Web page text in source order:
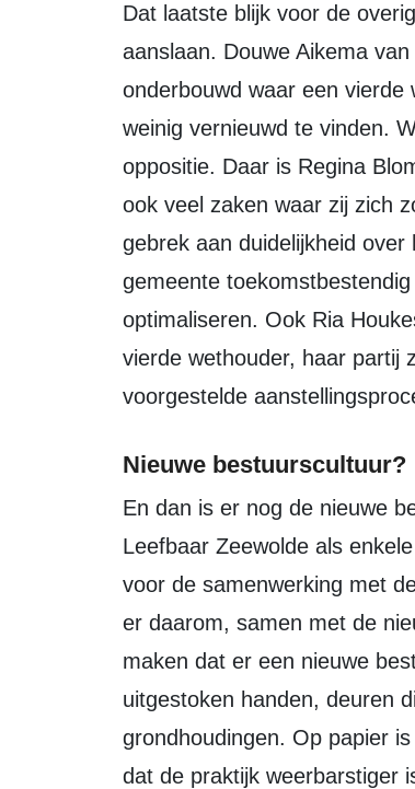
Dat laatste blijk voor de overige oppositiepartijen het punt waarop ook zij
aanslaan. Douwe Aikema
onderbouwd waar een vierde
weinig vernieuwd te vinden.
oppositie. Daar is Regina
ook veel zaken waar zij zich
gebrek aan duidelijkheid
gemeente
optimaliseren. Ook Ria
vierde wethouder, haar partij
voorgestelde
Nieuwe bestuurscultuur?
En dan is er nog de nieuwe bestuurscultuur. In de vorige regeerperiode had
Leefbaar Zeewolde als
voor de samenwerking met
er daarom, samen met de
maken dat er een nieuwe
uitgestoken handen, deuren
grondhoudingen. Op papier
dat de praktijk weerbarstiger